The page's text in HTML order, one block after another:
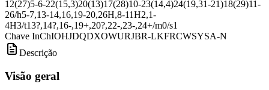
12(27)5-6-22(15,3)20(13)17(28)10-23(14,4)24(19,31-21)18(29)11-
26/h5-7,13-14,16,19-20,26H,8-11H2,1-
4H3/t13?,14?,16-,19+,20?,22-,23-,24+/m0/s1
Chave InChIOHJDQDXOWURJBR-LKFRCWSYSA-N
Descrição
Visão geral